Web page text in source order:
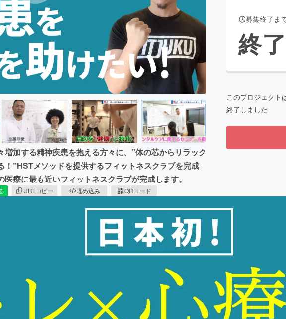
CAMPFIRE for Social Good
CAMPFIRE Creation
CAMPFIREふるさと納税machi-yaコミュニティ
加する精神疾患を抱える方々に、”体の芯からリラック
”HSTメソッドを提供するフィットネスクラブを完成
療に最も近いフィットネスクラブが完成します。
URLコピー 埋め込み QRコード
募集終了ま
終了
このプロジェクトは
終了しました